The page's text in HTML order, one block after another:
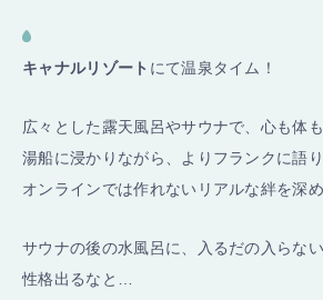
キャナルリゾート にて温泉タイム！
広々とした露天風呂やサウナで、心も体
湯船に浸かりながら、よりフランクに語り
オンラインでは作れないリアルな絆を深
サウナの後の水風呂に、入るだの入らな
性格出るなと…